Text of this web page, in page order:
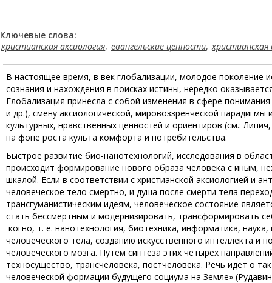
Ключевые слова:
христианская аксиология, евангельские ценности, христианская
В настоящее время, в век глобализации, молодое поколение
сознания и нахождения в поисках истины, нередко
Глобализация принесла с собой изменения в сфере
и др.), смену аксиологической, мировоззренческой
культурных, нравственных ценностей и ориентиров (см.:
на фоне роста культа комфорта и потребительства.
Быстрое развитие био-нанотехнологий, исследования в
происходит формирование нового образа человека с иным,
шкалой. Если в соответствии с христианской аксиологией и
человеческое тело смертно, и душа после смерти тела
трансгуманистическим идеям, человеческое состояние
стать бессмертным и модернизировать, трансформировать
когно, т. е. нанотехнология, биотехника, информатика,
человеческого тела, созданию искусственного интеллекта и
человеческого мозга. Путем синтеза этих четырех
техносущество, трансчеловека, постчеловека. Речь идет о
человеческой формации будущего социума на Земле»